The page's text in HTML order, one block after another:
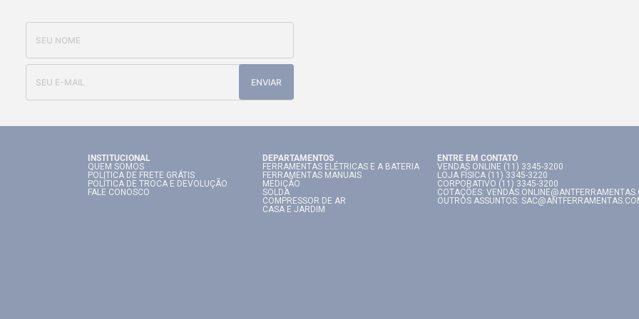
ENVIAR
INSTITUCIONAL
QUEM SOMOS
POLITICA DE FRETE GRÁTIS
POLÍTICA DE TROCA E DEVOLUÇÃO
FALE CONOSCO
DEPARTAMENTOS
FERRAMENTAS ELÉTRICAS E A BATERIA
FERRAMENTAS MANUAIS
MEDIÇÃO
SOLDA
COMPRESSOR DE AR
CASA E JARDIM
ENTRE EM CONTATO
VENDAS ONLINE (11) 3345-3200
LOJA FÍSICA (11) 3345-3220
CORPORATIVO (11) 3345-3200
COTAÇÕES:
OUTROS ASSUNTOS: